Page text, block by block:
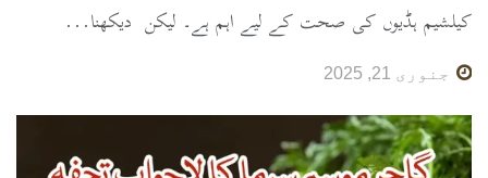
کیلشیم ہڈیوں کی صحت کے لیے اہم ہے۔ لیکن دیکھنا...
جنوری 21, 2025